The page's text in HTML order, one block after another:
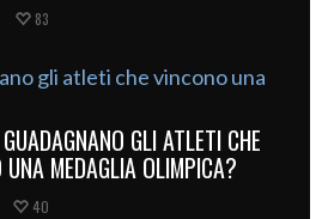
83
GLI ATLETI CHE
UNA MEDAGLIA OLIMPICA?
40